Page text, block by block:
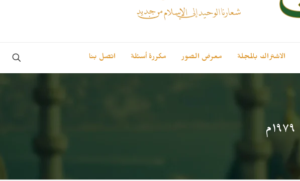
الاشتراك بالمجلة معرض الصور مكررة أسئلة اتصل بنا